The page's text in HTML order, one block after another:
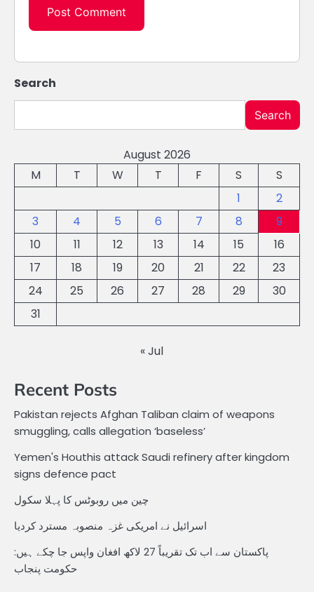
Search
Search
August 2026
M
T W T F S
S
1
2
3
4 5 6 7 8
9
10
11 12 13 14 15
16
17
18 19 20 21 22
23
24
25 26 27 28 29
30
31
« Jul
Recent Posts
Pakistan rejects Afghan Taliban claim of weapons
smuggling, calls allegation ‘baseless’
Yemen's Houthis attack Saudi refinery after kingdom
signs defence pact
چین میں روبوٹس کا پہلا سکول
اسرائیل نے امریکی غزہ منصوبہ مسترد کردیا
پاکستان سے اب تک تقریباً 27 لاکھ افغان واپس جا چکے ہیں:
حکومت پنجاب